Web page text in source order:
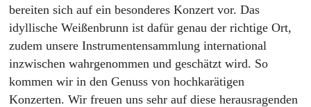
bereiten sich auf ein besonderes Konzert vor. Das
idyllische Weißenbrunn ist dafür genau der richtige Ort,
zudem unsere Instrumentensammlung international
inzwischen wahrgenommen und geschätzt wird. So
kommen wir in den Genuss von hochkarätigen
Konzerten. Wir freuen uns sehr auf diese herausragenden